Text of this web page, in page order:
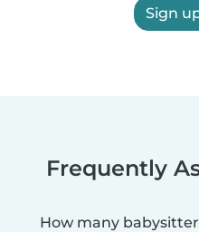
Sign
Frequently
How many